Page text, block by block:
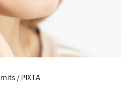
mits / PIXTA